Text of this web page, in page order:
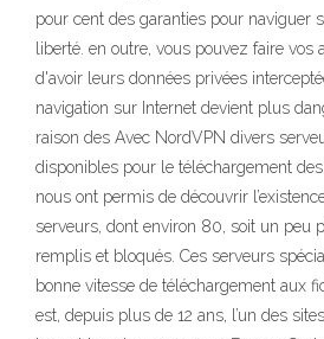
pour cent des garanties pour naviguer
liberté. en outre, vous pouvez faire vos
d'avoir leurs données privées
navigation sur Internet devient plus
raison des Avec NordVPN divers
disponibles pour le téléchargement
nous ont permis de découvrir
serveurs, dont environ 80, soit un peu
remplis et bloqués. Ces serveurs
bonne vitesse de téléchargement aux
est, depuis plus de 12 ans, l’un des